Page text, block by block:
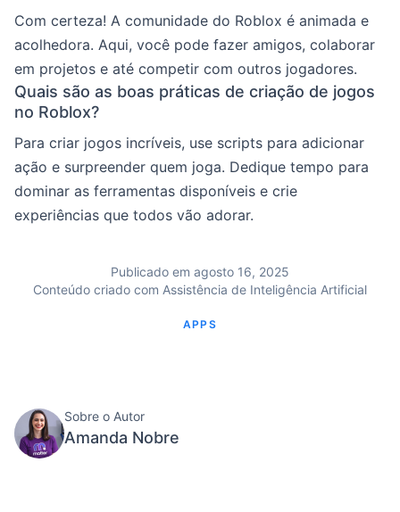
Com certeza! A comunidade do Roblox é animada e
acolhedora. Aqui, você pode fazer amigos, colaborar
em projetos e até competir com outros jogadores.
Quais são as boas práticas de criação de jogos
no Roblox?
Para criar jogos incríveis, use scripts para adicionar
ação e surpreender quem joga. Dedique tempo para
dominar as ferramentas disponíveis e crie
experiências que todos vão adorar.
Publicado em agosto 16, 2025
Conteúdo criado com Assistência de Inteligência Artificial
APPS
Sobre o Autor
Amanda Nobre